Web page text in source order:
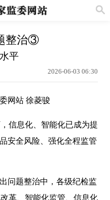
整治③
平
2026-06-03 06:30
网站 徐菱骏
息化、智能化已成为提
安全风险、强化全程监管
题整治中，各级纪检监
革、智能化监管、信息化